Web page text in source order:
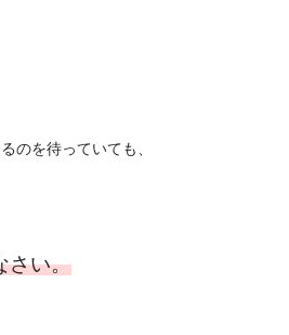
のを待っていても、
さい。